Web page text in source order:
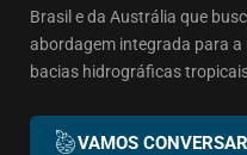
Brasil e da Austrália que
abordagem integrada para a
bacias hidrográficas
VAMOS